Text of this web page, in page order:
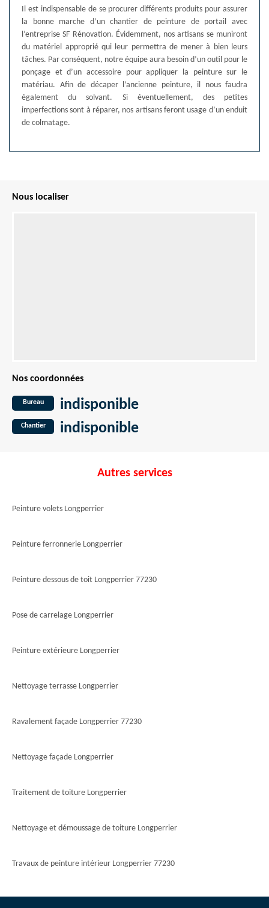
Il est indispensable de se procurer différents produits pour assurer
la bonne marche d’un chantier de peinture de portail avec
l’entreprise SF Rénovation. Évidemment, nos artisans se muniront
du matériel approprié qui leur permettra de mener à bien leurs
tâches. Par conséquent, notre équipe aura besoin d’un outil pour le
ponçage et d’un accessoire pour appliquer la peinture sur le
matériau. Afin de décaper l’ancienne peinture, il nous faudra
également du solvant. Si éventuellement, des petites
imperfections sont à réparer, nos artisans feront usage d’un enduit
de colmatage.
Nous localiser
Nos coordonnées
Bureau indisponible
Chantier indisponible
Autres services
Peinture volets Longperrier
Peinture ferronnerie Longperrier
Peinture dessous de toit Longperrier 77230
Pose de carrelage Longperrier
Peinture extérieure Longperrier
Nettoyage terrasse Longperrier
Ravalement façade Longperrier 77230
Nettoyage façade Longperrier
Traitement de toiture Longperrier
Nettoyage et démoussage de toiture Longperrier
Travaux de peinture intérieur Longperrier 77230